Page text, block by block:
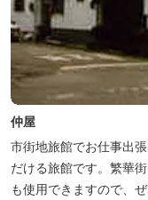
仲屋
市街地旅館でお仕事出
だける旅館です。繁華
も使用できますので、